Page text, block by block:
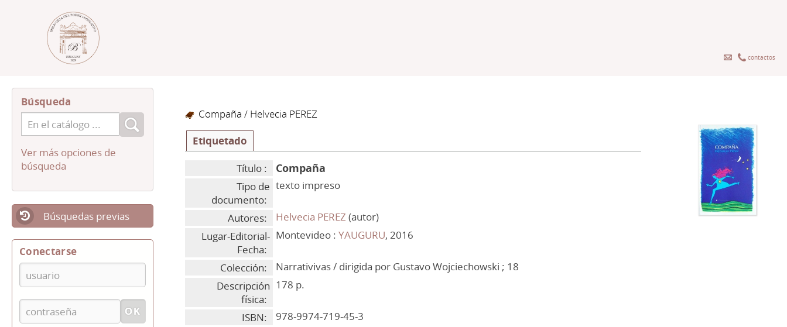
contactos
Compaña / Helvecia PEREZ
Etiquetado
Título : Compaña
Tipo de
documento:
texto impreso
Autores: Helvecia PEREZ (autor)
Lugar-Editorial-
Fecha:
Montevideo :YAUGURU, 2016
Colección:
Narrativivas / dirigida por Gustavo Wojciechowski ; 18
Descripción
física:
178 p.
ISBN:
978-9974-719-45-3
Búsqueda
Ver más opciones de
búsqueda
Búsquedas previas
Conectarse